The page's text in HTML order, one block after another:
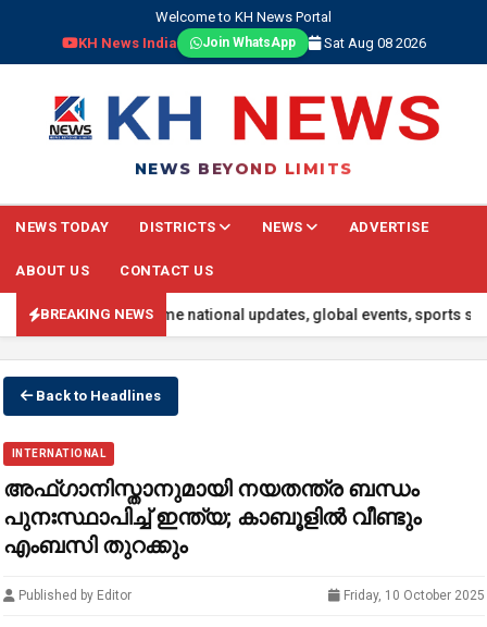
Welcome to KH News Portal
KH News India
Join WhatsApp Sat Aug 08 2026
NEWS BEYOND LIMITS
NEWS TODAY DISTRICTS NEWS ADVERTISE
ABOUT US CONTACT US
BREAKING NEWS
headlines, real-time national updates, global events, sports
Back to Headlines
INTERNATIONAL
അഫ്ഗാനിസ്താനുമായി നയതന്ത്ര ബന്ധം
പുനഃസ്ഥാപിച്ച് ഇന്ത്യ; കാബൂളില്‍ വീണ്ടും
എംബസി തുറക്കും
Published by Editor Friday, 10 October 2025